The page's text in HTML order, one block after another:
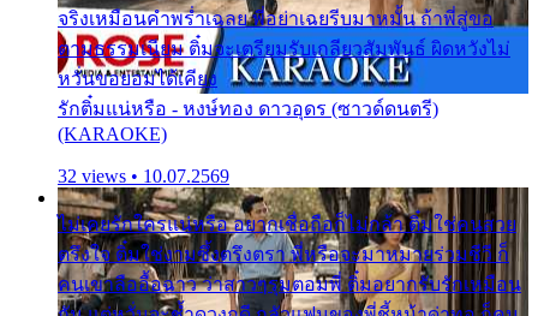
จริงเหมือนคำพร่ำเฉลย พี่อย่าเฉยรีบมาหมั้น ถ้าพี่สู่ขอ
ตามธรรมเนียม ติ๋มจะเตรียมรับเกลียวสัมพันธ์ ผิดหวังไม่
หวั่นขอยอมได้เคียง
รักติ๋มแน่หรือ - หงษ์ทอง ดาวอุดร (ซาวด์ดนตรี)
(KARAOKE)
32 views • 10.07.2569
ไม่เคยรักใครแน่หรือ อยากเชื่อถือก็ไม่กล้า ติ๋มใช่คนสวย
ตรึงใจ ติ๋มใช่งามซึ้งตรึงตรา พี่หรือจะมาหมายร่วมชีวี ก็
คนเขาลืออื้อฉาว ว่าสาวๆรุมตอมพี่ ติ๋มอยากรับรักเหมือน